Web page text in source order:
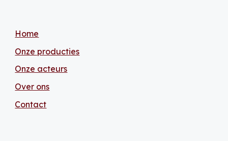
Home
Onze producties
Onze acteurs
Over ons
Contact